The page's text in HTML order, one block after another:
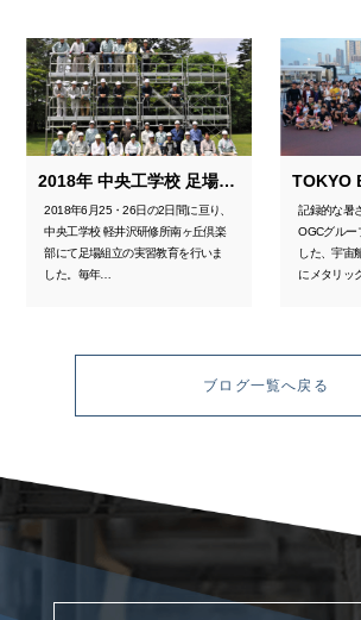
2018年 中央工学校 足場実習教育
2018年6月25・26日の2日間に亘り、
中央工学校 軽井沢研修所南ヶ丘倶楽
部にて足場組立の実習教育を行いま
した。毎年…
記録的な暑
OGCグルー
した、宇宙
にメタリッ
ブログ一覧へ戻る